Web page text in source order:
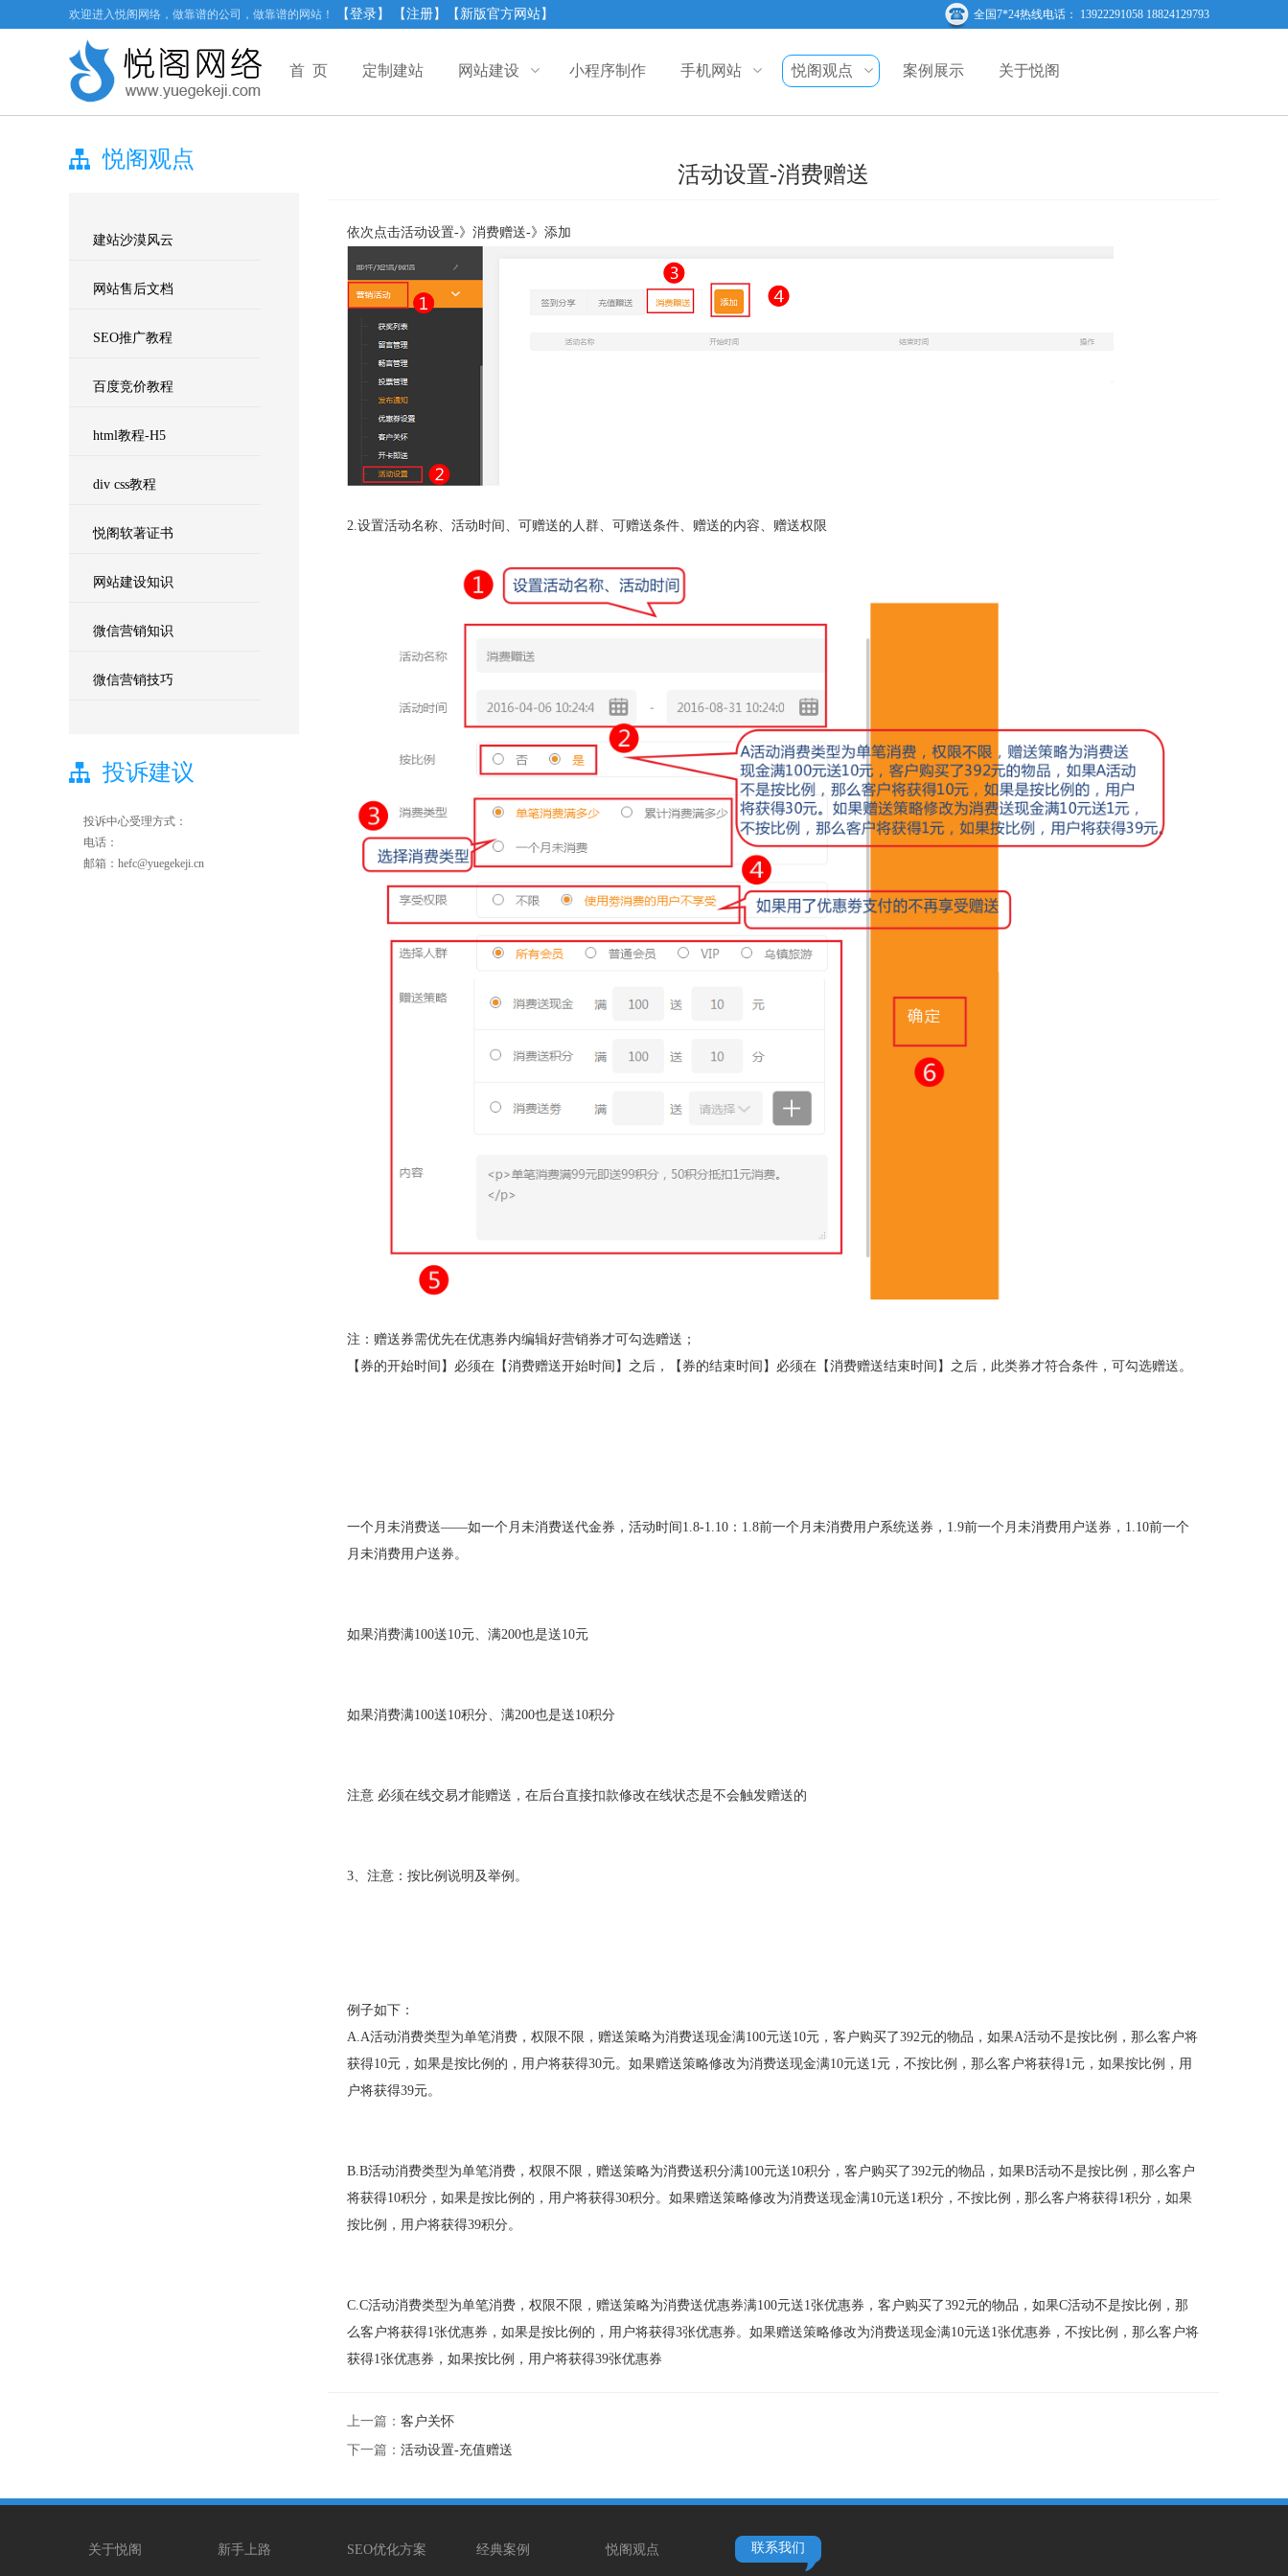
欢迎进入悦阁网络，做靠谱的公司，做靠谱的网站！ 【登录】 【注册】 【新版官方网站】 全国7*24热线电话： 13922291058 18824129793
首 页 定制建站 网站建设 小程序制作 手机网站 悦阁观点 案例展示 关于悦阁
悦阁观点
建站沙漠风云
网站售后文档
SEO推广教程
百度竞价教程
html教程-H5
div css教程
悦阁软著证书
网站建设知识
微信营销知识
微信营销技巧
投诉建议
投诉中心受理方式：
电话：
邮箱：hefc@yuegekeji.cn
活动设置-消费赠送
依次点击活动设置-》消费赠送-》添加
2.设置活动名称、活动时间、可赠送的人群、可赠送条件、赠送的内容、赠送权限
注：赠送券需优先在优惠券内编辑好营销券才可勾选赠送；
【券的开始时间】必须在【消费赠送开始时间】之后，【券的结束时间】必须在【消费赠送结束时间】之后，此类券才符合条件，可勾选赠送。
一个月未消费送——如一个月未消费送代金券，活动时间1.8-1.10：1.8前一个月未消费用户系统送券，1.9前一个月未消费用户送券，1.10前一个
月未消费用户送券。
如果消费满100送10元、满200也是送10元
如果消费满100送10积分、满200也是送10积分
注意 必须在线交易才能赠送，在后台直接扣款修改在线状态是不会触发赠送的
3、注意：按比例说明及举例。
例子如下：
A.A活动消费类型为单笔消费，权限不限，赠送策略为消费送现金满100元送10元，客户购买了392元的物品，如果A活动不是按比例，那么客户将
获得10元，如果是按比例的，用户将获得30元。如果赠送策略修改为消费送现金满10元送1元，不按比例，那么客户将获得1元，如果按比例，用
户将获得39元。
B.B活动消费类型为单笔消费，权限不限，赠送策略为消费送积分满100元送10积分，客户购买了392元的物品，如果B活动不是按比例，那么客户
将获得10积分，如果是按比例的，用户将获得30积分。如果赠送策略修改为消费送现金满10元送1积分，不按比例，那么客户将获得1积分，如果
按比例，用户将获得39积分。
C.C活动消费类型为单笔消费，权限不限，赠送策略为消费送优惠券满100元送1张优惠券，客户购买了392元的物品，如果C活动不是按比例，那
么客户将获得1张优惠券，如果是按比例的，用户将获得3张优惠券。如果赠送策略修改为消费送现金满10元送1张优惠券，不按比例，那么客户将
获得1张优惠券，如果按比例，用户将获得39张优惠券
上一篇： 客户关怀
下一篇： 活动设置-充值赠送
关于悦阁 新手上路 SEO优化方案 经典案例 悦阁观点 联系我们